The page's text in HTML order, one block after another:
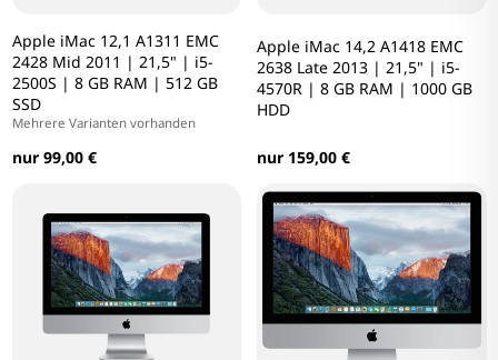
Apple iMac 12,1 A1311 EMC
2428 Mid 2011 | 21,5" | i5-
2500S | 8 GB RAM | 512 GB
SSD
Mehrere Varianten vorhanden
nur 99,00 €
Apple iMac 14,2 A1418 EMC
2638 Late 2013 | 21,5" | i5-
4570R | 8 GB RAM | 1000 GB
HDD
nur 159,00 €